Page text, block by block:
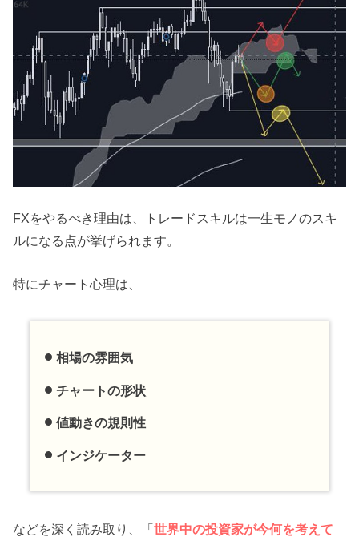
FXをやるべき理由は、トレードスキルは一生モノのスキ
ルになる点が挙げられます。
特にチャート心理は、
相場の雰囲気
チャートの形状
値動きの規則性
インジケーター
などを深く読み取り、「世界中の投資家が今何を考えて